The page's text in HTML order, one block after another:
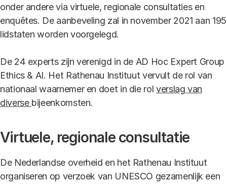
onder andere via virtuele, regionale consultaties en
enquêtes. De aanbeveling zal in november 2021 aan 195
lidstaten worden voorgelegd.
De 24 experts zijn verenigd in de AD Hoc Expert Group
Ethics & AI. Het Rathenau Instituut vervult de rol van
nationaal waarnemer en doet in die rol verslag van
diverse bijeenkomsten.
Virtuele, regionale consultatie
De Nederlandse overheid en het Rathenau Instituut
organiseren op verzoek van UNESCO gezamenlijk een